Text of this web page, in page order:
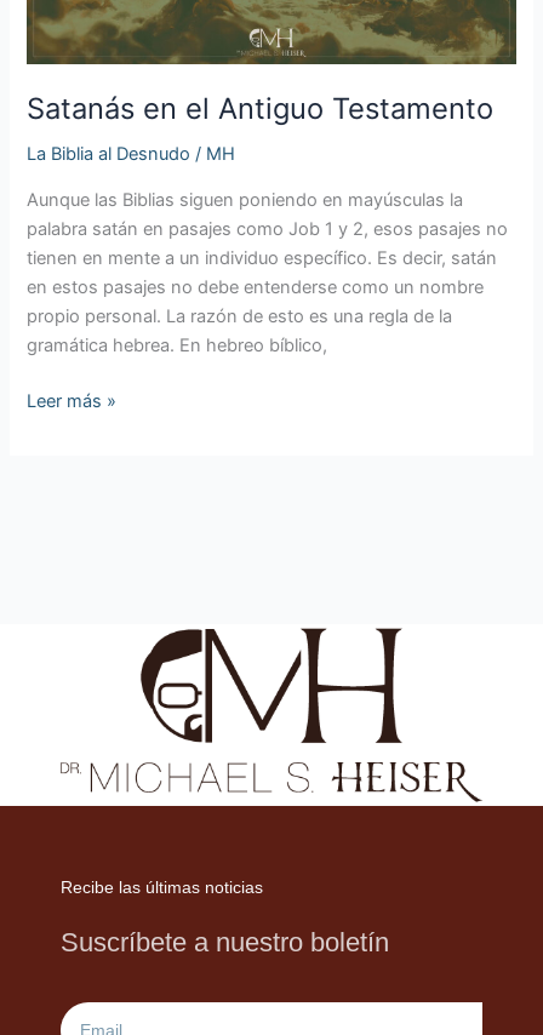
Satanás en el Antiguo Testamento
La Biblia al Desnudo / MH
Aunque las Biblias siguen poniendo en mayúsculas la
palabra satán en pasajes como Job 1 y 2, esos pasajes no
tienen en mente a un individuo específico. Es decir, satán
en estos pasajes no debe entenderse como un nombre
propio personal. La razón de esto es una regla de la
gramática hebrea. En hebreo bíblico,
Leer más »
Recibe las últimas noticias
Suscríbete a nuestro boletín
Email